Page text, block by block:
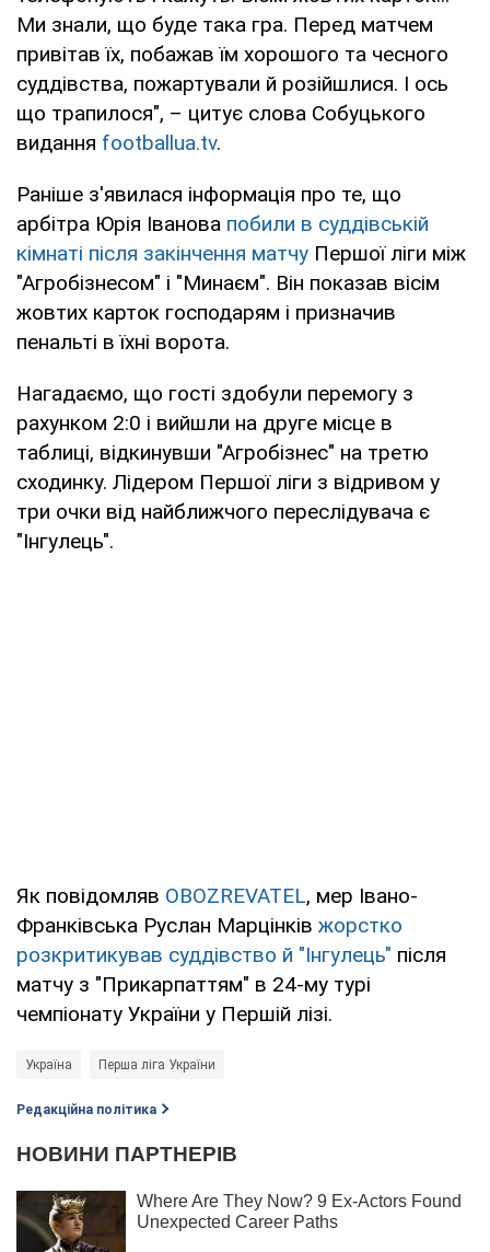
Ми знали, що буде така гра. Перед матчем
привітав їх, побажав їм хорошого та чесного
суддівства, пожартували й розійшлися. І ось
що трапилося", – цитує слова Собуцького
видання footballua.tv.
Раніше з'явилася інформація про те, що
арбітра Юрія Іванова побили в суддівській
кімнаті після закінчення матчу Першої ліги між
"Агробізнесом" і "Минаєм". Він показав вісім
жовтих карток господарям і призначив
пенальті в їхні ворота.
Нагадаємо, що гості здобули перемогу з
рахунком 2:0 і вийшли на друге місце в
таблиці, відкинувши "Агробізнес" на третю
сходинку. Лідером Першої ліги з відривом у
три очки від найближчого переслідувача є
"Інгулець".
Як повідомляв OBOZREVATEL, мер Івано-
Франківська Руслан Марцінків жорстко
розкритикував суддівство й "Інгулець" після
матчу з "Прикарпаттям" в 24-му турі
чемпіонату України у Першій лізі.
Україна Перша ліга України
Редакційна політика